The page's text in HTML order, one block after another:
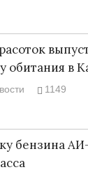
обитания в
1149
бензина